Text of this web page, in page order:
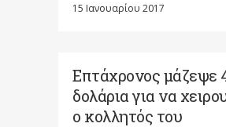
15 Ιανουαρίου 2017
Επτάχρονος μάζεψε
δολάρια για να
ο κολλητός του